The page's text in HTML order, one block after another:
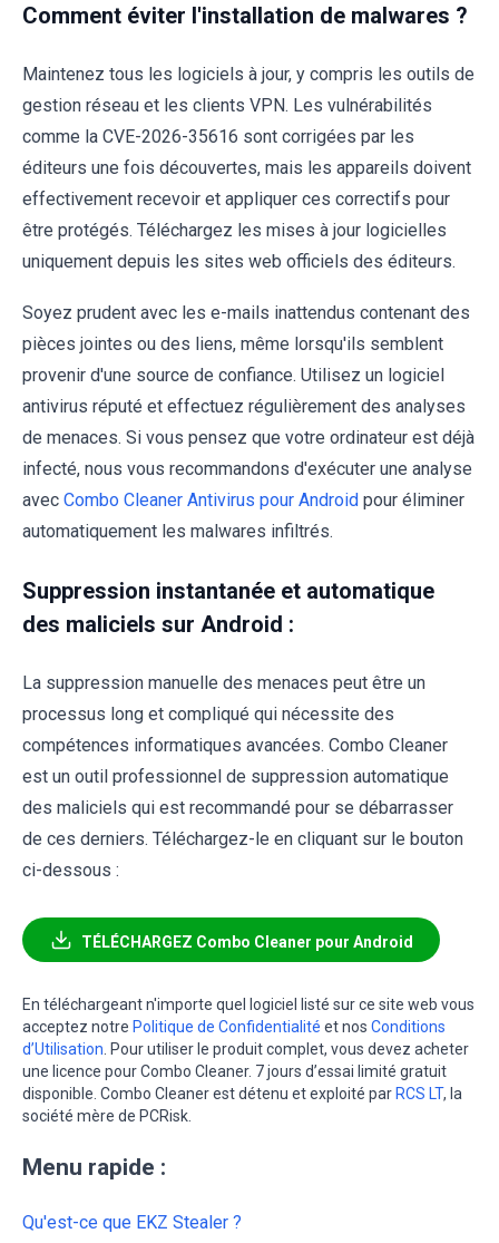
Comment éviter l'installation de malwares ?
Maintenez tous les logiciels à jour, y compris les outils de
gestion réseau et les clients VPN. Les vulnérabilités
comme la CVE-2026-35616 sont corrigées par les
éditeurs une fois découvertes, mais les appareils doivent
effectivement recevoir et appliquer ces correctifs pour
être protégés. Téléchargez les mises à jour logicielles
uniquement depuis les sites web officiels des éditeurs.
Soyez prudent avec les e-mails inattendus contenant des
pièces jointes ou des liens, même lorsqu'ils semblent
provenir d'une source de confiance. Utilisez un logiciel
antivirus réputé et effectuez régulièrement des analyses
de menaces. Si vous pensez que votre ordinateur est déjà
infecté, nous vous recommandons d'exécuter une analyse
avec Combo Cleaner Antivirus pour Android pour éliminer
automatiquement les malwares infiltrés.
Suppression instantanée et automatique
des maliciels sur Android :
La suppression manuelle des menaces peut être un
processus long et compliqué qui nécessite des
compétences informatiques avancées. Combo Cleaner
est un outil professionnel de suppression automatique
des maliciels qui est recommandé pour se débarrasser
de ces derniers. Téléchargez-le en cliquant sur le bouton
ci-dessous :
TÉLÉCHARGEZ Combo Cleaner pour Android
En téléchargeant n'importe quel logiciel listé sur ce site web vous
acceptez notre Politique de Confidentialité et nos Conditions
d’Utilisation . Pour utiliser le produit complet, vous devez acheter
une licence pour Combo Cleaner. 7 jours d’essai limité gratuit
disponible. Combo Cleaner est détenu et exploité par RCS LT, la
société mère de PCRisk.
Menu rapide :
Qu'est-ce que EKZ Stealer ?